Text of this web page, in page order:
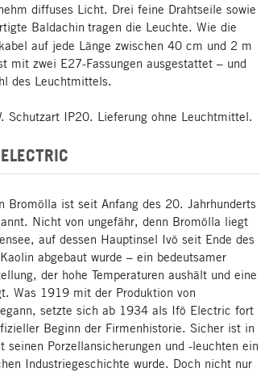
diffuses Licht. Drei feine Drahtseile sowie
Baldachin tragen die Leuchte. Wie die
auf jede Länge zwischen 40 cm und 2 m
mit zwei E27-Fassungen ausgestattet – und
des Leuchtmittels.
Schutzart IP20. Lieferung ohne Leuchtmittel.
Bromölla ist seit Anfang des 20. Jahrhunderts
Nicht von ungefähr, denn Bromölla liegt
auf dessen Hauptinsel Ivö seit Ende des
abgebaut wurde – ein bedeutsamer
der hohe Temperaturen aushält und eine
Was 1919 mit der Produktion von
setzte sich ab 1934 als Ifö Electric fort
Beginn der Firmenhistorie. Sicher ist in
Porzellansicherungen und -leuchten ein
Industriegeschichte wurde. Doch nicht nur